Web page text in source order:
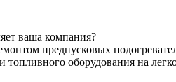
ваша компания?
предпусковых
топливного оборудования на